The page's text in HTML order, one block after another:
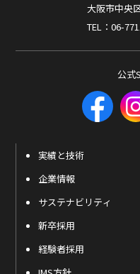
大阪市中央
TEL：06-
公式
実績と技術
企業情報
サステナビリティ
新卒採用
経験者採用